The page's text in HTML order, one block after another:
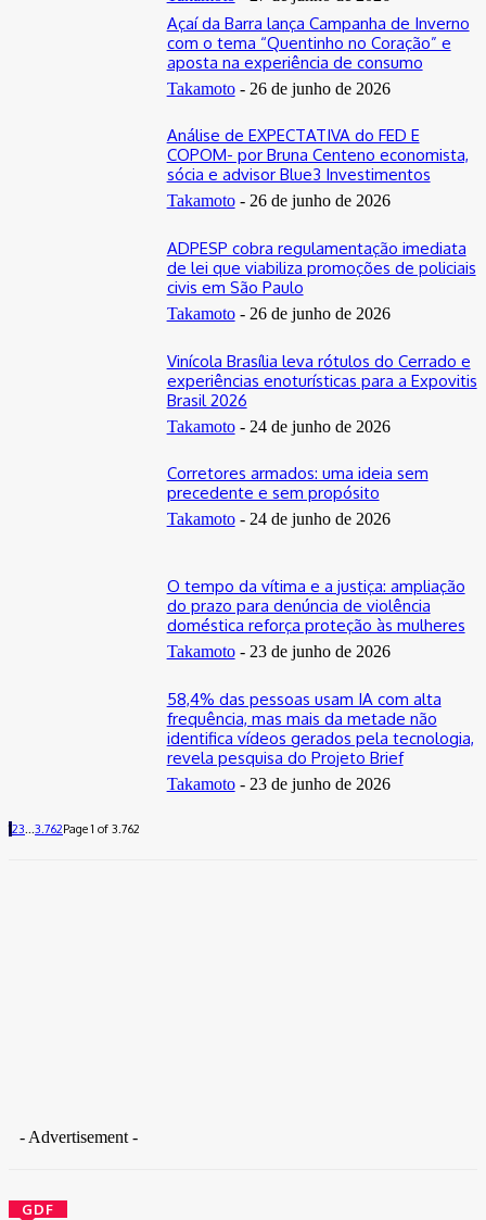
Açaí da Barra lança Campanha de Inverno
com o tema “Quentinho no Coração” e
aposta na experiência de consumo
Takamoto - 26 de junho de 2026
Análise de EXPECTATIVA do FED E
COPOM- por Bruna Centeno economista,
sócia e advisor Blue3 Investimentos
Takamoto - 26 de junho de 2026
ADPESP cobra regulamentação imediata
de lei que viabiliza promoções de policiais
civis em São Paulo
Takamoto - 26 de junho de 2026
Vinícola Brasília leva rótulos do Cerrado e
experiências enoturísticas para a Expovitis
Brasil 2026
Takamoto - 24 de junho de 2026
Corretores armados: uma ideia sem
precedente e sem propósito
Takamoto - 24 de junho de 2026
O tempo da vítima e a justiça: ampliação
do prazo para denúncia de violência
doméstica reforça proteção às mulheres
Takamoto - 23 de junho de 2026
58,4% das pessoas usam IA com alta
frequência, mas mais da metade não
identifica vídeos gerados pela tecnologia,
revela pesquisa do Projeto Brief
Takamoto - 23 de junho de 2026
123...3.762Page 1 of 3.762
- Advertisement -
GDF